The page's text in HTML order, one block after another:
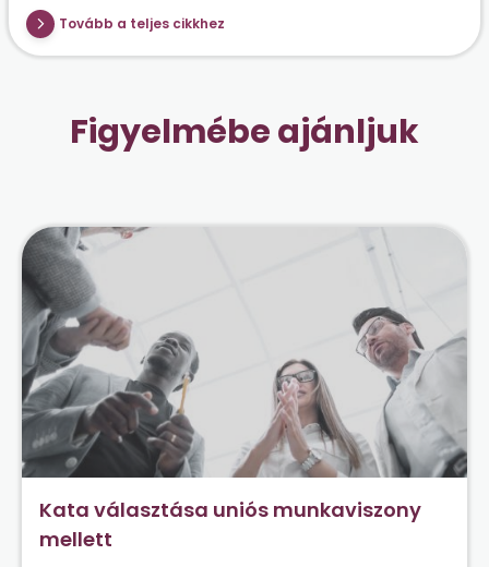
Tovább a teljes cikkhez
Figyelmébe ajánljuk
Kata választása uniós munkaviszony
mellett